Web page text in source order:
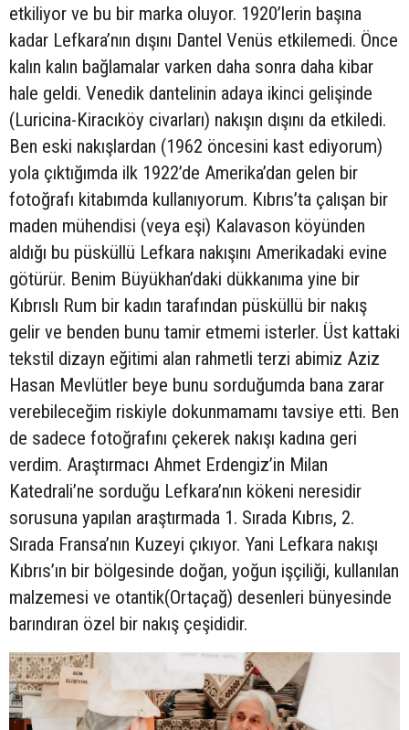
etkiliyor ve bu bir marka oluyor. 1920’lerin başına
kadar Lefkara’nın dışını Dantel Venüs etkilemedi. Önce
kalın kalın bağlamalar varken daha sonra daha kibar
hale geldi. Venedik dantelinin adaya ikinci gelişinde
(Luricina-Kiracıköy civarları) nakışın dışını da etkiledi.
Ben eski nakışlardan (1962 öncesini kast ediyorum)
yola çıktığımda ilk 1922’de Amerika’dan gelen bir
fotoğrafı kitabımda kullanıyorum. Kıbrıs’ta çalışan bir
maden mühendisi (veya eşi) Kalavason köyünden
aldığı bu püsküllü Lefkara nakışını Amerikadaki evine
götürür. Benim Büyükhan’daki dükkanıma yine bir
Kıbrıslı Rum bir kadın tarafından püsküllü bir nakış
gelir ve benden bunu tamir etmemi isterler. Üst kattaki
tekstil dizayn eğitimi alan rahmetli terzi abimiz Aziz
Hasan Mevlütler beye bunu sorduğumda bana zarar
verebileceğim riskiyle dokunmamamı tavsiye etti. Ben
de sadece fotoğrafını çekerek nakışı kadına geri
verdim. Araştırmacı Ahmet Erdengiz’in Milan
Katedrali’ne sorduğu Lefkara’nın kökeni neresidir
sorusuna yapılan araştırmada 1. Sırada Kıbrıs, 2.
Sırada Fransa’nın Kuzeyi çıkıyor. Yani Lefkara nakışı
Kıbrıs’ın bir bölgesinde doğan, yoğun işçiliği, kullanılan
malzemesi ve otantik(Ortaçağ) desenleri bünyesinde
barındıran özel bir nakış çeşididir.